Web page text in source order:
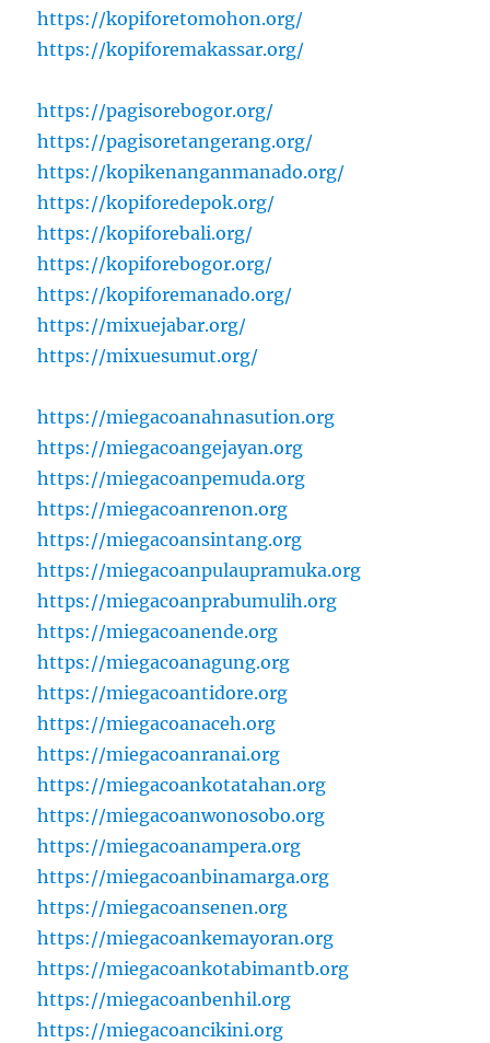
https://kopiforetomohon.org/
https://kopiforemakassar.org/
https://pagisorebogor.org/
https://pagisoretangerang.org/
https://kopikenanganmanado.org/
https://kopiforedepok.org/
https://kopiforebali.org/
https://kopiforebogor.org/
https://kopiforemanado.org/
https://mixuejabar.org/
https://mixuesumut.org/
https://miegacoanahnasution.org
https://miegacoangejayan.org
https://miegacoanpemuda.org
https://miegacoanrenon.org
https://miegacoansintang.org
https://miegacoanpulaupramuka.org
https://miegacoanprabumulih.org
https://miegacoanende.org
https://miegacoanagung.org
https://miegacoantidore.org
https://miegacoanaceh.org
https://miegacoanranai.org
https://miegacoankotatahan.org
https://miegacoanwonosobo.org
https://miegacoanampera.org
https://miegacoanbinamarga.org
https://miegacoansenen.org
https://miegacoankemayoran.org
https://miegacoankotabimantb.org
https://miegacoanbenhil.org
https://miegacoancikini.org